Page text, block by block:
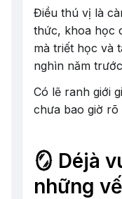
Điều thú vị là
thức, khoa học
mà triết học và
nghìn năm
Có lẽ ranh giới
chưa bao giờ
🪞 Déjà
những